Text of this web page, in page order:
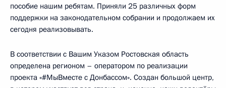
пособие нашим ребятам. Приняли 25 различных форм
поддержки на законодательном собрании и продолжаем их
сегодня реализовывать.
В соответствии с Вашим Указом Ростовская область
определена регионом – оператором по реализации
проекта «#МыВместе с Донбассом». Создан большой центр,